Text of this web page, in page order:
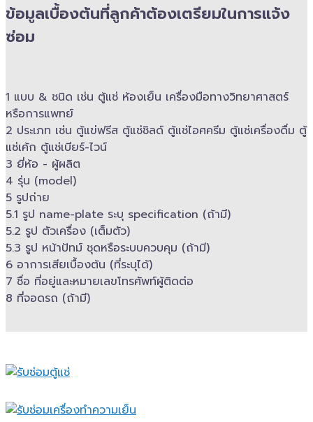
ข้อมูลเบื้องต้นที่ลูกค้าต้องเตรียมในการแจ้ง
ซ่อม
1 แบบ & ​ชนิด เช่น ตู้แช่ ห้องเย็น เครื่องมือทางวิทยาศาสตร์​
หรือการแพทย์
2 ประเภท เช่น ตู้แข่ฟรีส ตู้แช่ชิลด์ ตู้แช่ไอศครีม ตู้แช่เครื่องดื่ม ตู้
แช่เค้ก ตู้แช่เบียร์-ไวน์
3 ยี่ห้อ -​ ผู้ผลิต
4 รุ่น (model)
5 รูปถ่าย
5.1 รูป name-plate ระบุ specification (ถ้ามี)
5.2 รูป ตัวเครื่อง (เต็มตัว)
5.3 รูป หน้าปัทม์ ชุดหรือระบบควบคุม (ถ้ามี)​
6 อาการเสียเบื้องต้น (ที่ระบุได้)
7 ชื่อ ที่อยู่และ​หมายเลขโทรศัพท์​ผู้ติดต่อ
8 ที่จอดรถ (ถ้ามี)​